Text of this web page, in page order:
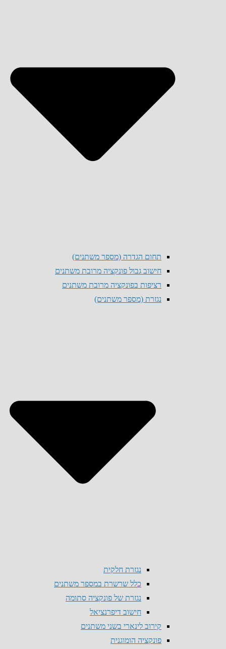
תחום הגדרה (מספר משתנים)
חישוב גבול פונקציה מרובת משתנים
רציפות בפונקציה מרובת משתנים
נגזרת (מספר משתנים)
נגזרת חלקית
כלל שרשרת במספר משתנים
נגזרת של פונקציה סתומה
חישוב דיפרנציאל
קירוב לינארי בשני משתנים
פונקציה הומוגנית